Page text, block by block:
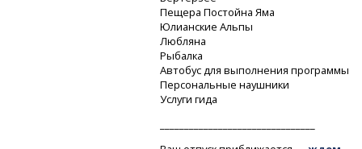
Пещера Постойна Яма
Юлианские Альпы
Любляна
Рыбалка
Автобус для выполнения программы
Персональные наушники
Услуги гида